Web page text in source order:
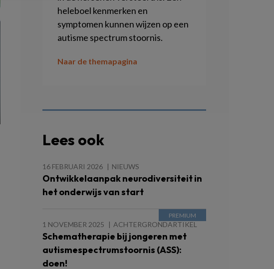
heleboel kenmerken en
symptomen kunnen wijzen op een
autisme spectrum stoornis.
Naar de themapagina
Lees ook
16 FEBRUARI 2026 NIEUWS
Ontwikkelaanpak neurodiversiteit in
het onderwijs van start
1 NOVEMBER 2025 ACHTERGRONDARTIKEL
Schematherapie bij jongeren met
autismespectrumstoornis (ASS):
doen!